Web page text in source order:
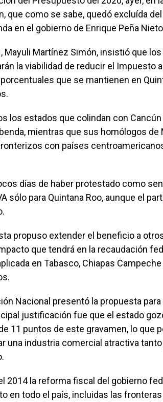
que como se sabe, quedó excluída
en el gobierno de Enrique Peña
Mayuli Martínez Simón, insistió que
la viabilidad de reducir el Impuesto
que se mantienen en
los estados que colindan con Cancún
mientras que sus homólogos de
con países
días de haber protestado como
sólo para Quintana Roo, aunque el
propuso extender el beneficio a
que tendrá en la recaudación
en Tabasco, Chiapas
Nacional presentó la propuesta
justificación fue que el estado
11 puntos de este gravamen, lo que
una industria comercial atractiva
2014 la reforma fiscal del gobierno
en todo el país, incluidas las